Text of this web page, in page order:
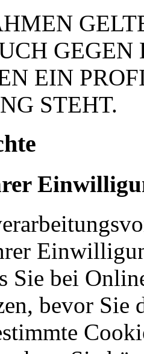
EIN
STEHT.
Sie bei
bevor Sie